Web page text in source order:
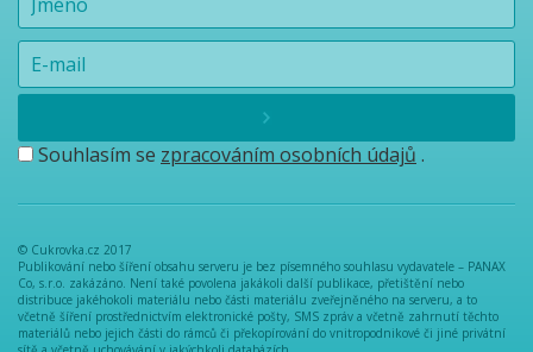
Souhlasím se zpracováním osobních údajů .
© Cukrovka.cz 2017
Publikování nebo šíření obsahu serveru je bez písemného souhlasu vydavatele – PANAX
Co, s.r.o. zakázáno. Není také povolena jakákoli další publikace, přetištění nebo
distribuce jakéhokoli materiálu nebo části materiálu zveřejněného na serveru, a to
včetně šíření prostřednictvím elektronické pošty, SMS zpráv a včetně zahrnutí těchto
materiálů nebo jejich části do rámců či překopírování do vnitropodnikové či jiné privátní